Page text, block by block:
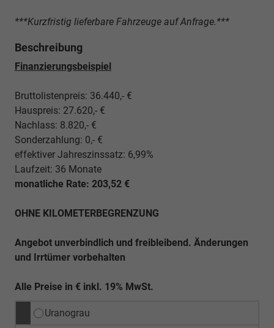
***Kurzfristig lieferbare Fahrzeuge auf Anfrage.***
Beschreibung
Finanzierungsbeispiel
Bruttolistenpreis: 36.440,- €
Hauspreis: 27.620,- €
Nachlass: 8.820,- €
Sonderzahlung: 0,- €
effektiver Jahreszinssatz: 6,99%
Laufzeit: 36 Monate
monatliche Rate: 203,52 €
OHNE KILOMETERBEGRENZUNG
Angebot unverbindlich und freibleibend. Änderungen
und Irrtümer vorbehalten
Alle Preise in € inkl. 19% MwSt.
Uranograu